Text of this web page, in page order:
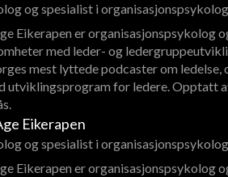
og spesialist i
Eikerapen er organisasjonspsykolog
med leder- og
mest lyttede podcaster om
utviklingsprogram for ledere. Opptatt
Eikerapen
og spesialist i
Eikerapen er organisasjonspsykolog